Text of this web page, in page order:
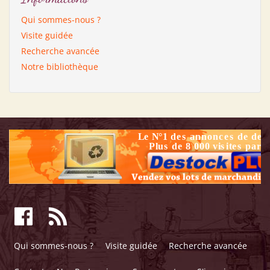
Qui sommes-nous ?
Visite guidée
Recherche avancée
Notre bibliothèque
Qui sommes-nous ? Visite guidée Recherche avancée